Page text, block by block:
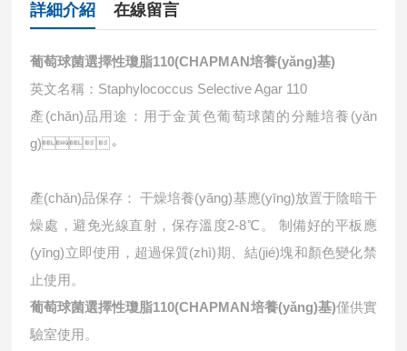
詳細介紹 在線留言
葡萄球菌選擇性瓊脂110(CHAPMAN培養(yǎng)基)
英文名稱：Staphylococcus Selective Agar 110
產(chǎn)品用途： 用于金黃色葡萄球菌的分離培養(yǎn
g)。
產(chǎn)品保存： 干燥培養(yǎng)基應(yīng)放置于陰暗干
燥處，避免光線直射，保存溫度2-8℃。 制備好的平板應
(yīng)立即使用，超過保質(zhì)期、結(jié)塊和顏色變化禁
止使用。
葡萄球菌選擇性瓊脂110(CHAPMAN培養(yǎng)基)僅供實
驗室使用。